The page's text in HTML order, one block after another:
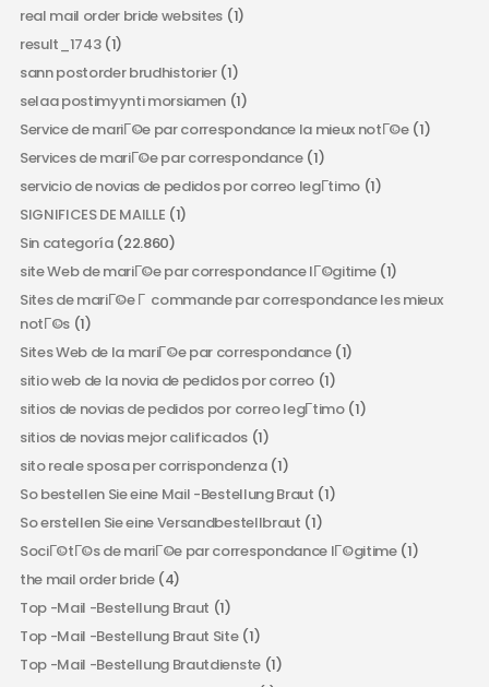
real mail order bride websites (1)
result_1743(1)
sann postorder brudhistorier(1)
selaa postimyynti morsiamen (1)
Service de mariГ©e par correspondance la mieux notГ©e(1)
Services de mariГ©e par correspondance(1)
servicio de novias de pedidos por correo legГ­timo(1)
SIGNIFICES DE MAILLE (1)
Sin categoría(22.860)
site Web de mariГ©e par correspondance lГ©gitime(1)
Sites de mariГ©e Г commande par correspondance les mieux
notГ©s(1)
Sites Web de la mariГ©e par correspondance(1)
sitio web de la novia de pedidos por correo(1)
sitios de novias de pedidos por correo legГ­timo(1)
sitios de novias mejor calificados(1)
sito reale sposa per corrispondenza(1)
So bestellen Sie eine Mail -Bestellung Braut (1)
So erstellen Sie eine Versandbestellbraut (1)
SociГ©tГ©s de mariГ©e par correspondance lГ©gitime(1)
the mail order bride(4)
Top -Mail -Bestellung Braut (1)
Top -Mail -Bestellung Braut Site(1)
Top -Mail -Bestellung Brautdienste(1)